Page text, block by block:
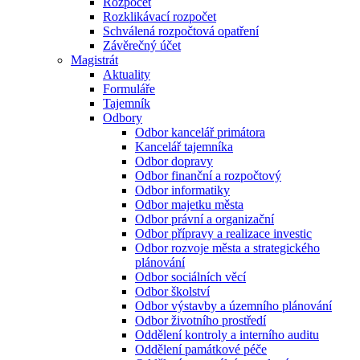
Rozklikávací rozpočet
Schválená rozpočtová opatření
Závěrečný účet
Magistrát
Aktuality
Formuláře
Tajemník
Odbory
Odbor kancelář primátora
Kancelář tajemníka
Odbor dopravy
Odbor finanční a rozpočtový
Odbor informatiky
Odbor majetku města
Odbor právní a organizační
Odbor přípravy a realizace investic
Odbor rozvoje města a strategického
plánování
Odbor sociálních věcí
Odbor školství
Odbor výstavby a územního plánování
Odbor životního prostředí
Oddělení kontroly a interního auditu
Oddělení památkové péče